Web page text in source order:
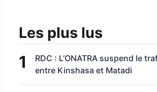
Les plus lus
1
RDC : L’ONATRA suspend le
entre Kinshasa et Matadi